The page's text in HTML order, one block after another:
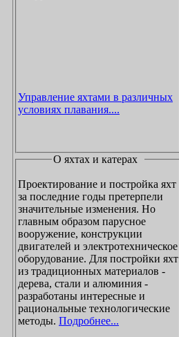
Управление яхтами в различных
условиях плавания....
О яхтах и катерах
Проектирование и постройка яхт
за последние годы претерпели
значительные изменения. Но
главным образом парусное
вооружение, конструкции
двигателей и электротехническое
оборудование. Для постройки яхт
из традиционных материалов -
дерева, стали и алюминия -
разработаны интересные и
рациональные технологические
методы. Подробнее...